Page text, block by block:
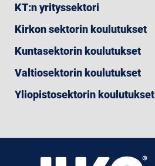
KT:n yrityssektori
Kirkon sektorin koulutukset
Kuntasektorin koulutukset
Valtiosektorin koulutukset
Yliopistosektorin koulutukset